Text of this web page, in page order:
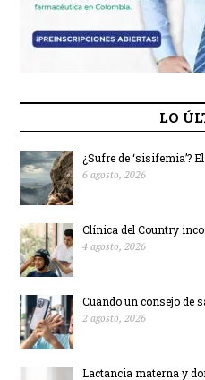
LO
¿Sufre de ‘sisifemia’?
6 agosto, 2026
Clínica del Country
4 agosto, 2026
Cuando un consejo de
2 agosto, 2026
Lactancia materna y